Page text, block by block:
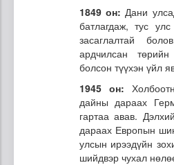
1849 он: Дани
батлагдаж, тус
засаглалтай
ардчилсан
болсон түүхэн үйл
1945 он:
дайны дараах
гартаа авав.
дараах Европын
улсын ирээдүйн
шийдвэр чухал